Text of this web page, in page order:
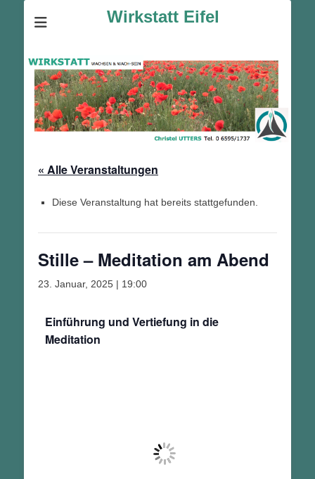
Wirkstatt Eifel
« Alle Veranstaltungen
Diese Veranstaltung hat bereits stattgefunden.
Stille – Meditation am Abend
23. Januar, 2025 | 19:00
Einführung und Vertiefung in die
Meditation